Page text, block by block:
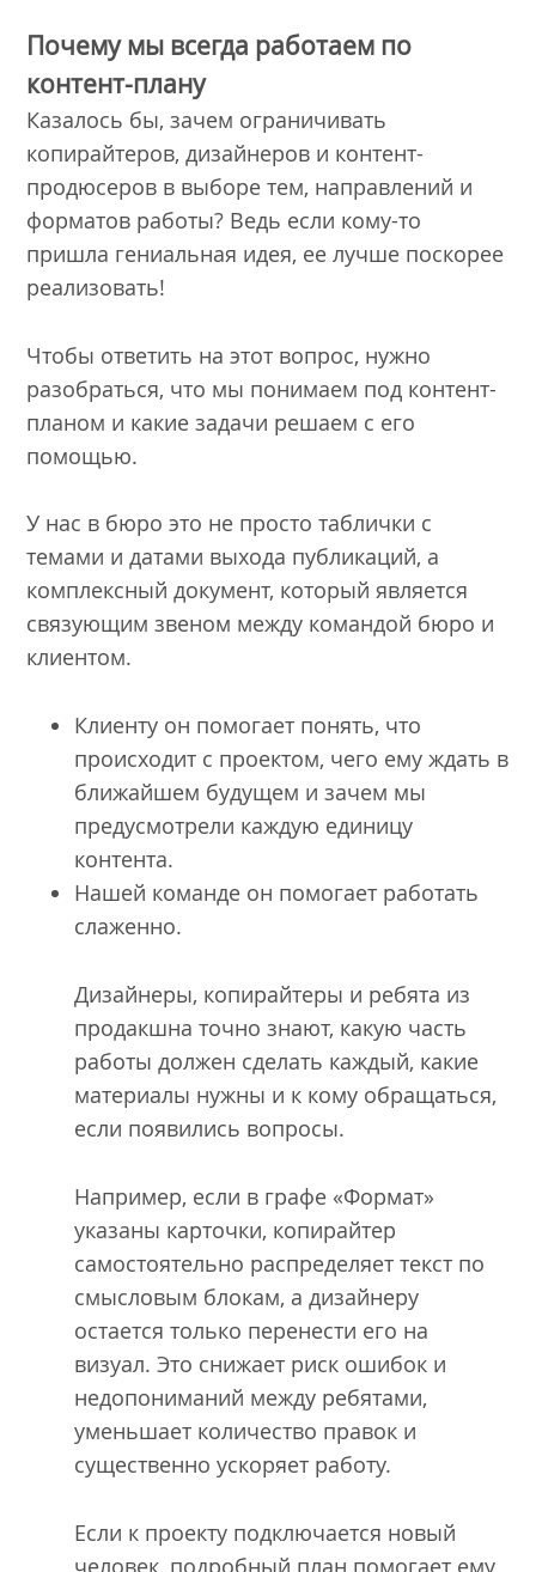
Почему мы всегда работаем по
контент-плану
Казалось бы, зачем ограничивать
копирайтеров, дизайнеров и контент-
продюсеров в выборе тем, направлений и
форматов работы? Ведь если кому-то
пришла гениальная идея, ее лучше поскорее
реализовать!
Чтобы ответить на этот вопрос, нужно
разобраться, что мы понимаем под контент-
планом и какие задачи решаем с его
помощью.
У нас в бюро это не просто таблички с
темами и датами выхода публикаций, а
комплексный документ, который является
связующим звеном между командой бюро и
клиентом.
Клиенту он помогает понять, что
происходит с проектом, чего ему ждать в
ближайшем будущем и зачем мы
предусмотрели каждую единицу
контента.
Нашей команде он помогает работать
слаженно.
Дизайнеры, копирайтеры и ребята из
продакшна точно знают, какую часть
работы должен сделать каждый, какие
материалы нужны и к кому обращаться,
если появились вопросы.
Например, если в графе «Формат»
указаны карточки, копирайтер
самостоятельно распределяет текст по
смысловым блокам, а дизайнеру
остается только перенести его на
визуал. Это снижает риск ошибок и
недопониманий между ребятами,
уменьшает количество правок и
существенно ускоряет работу.
Если к проекту подключается новый
человек, подробный план помогает ему